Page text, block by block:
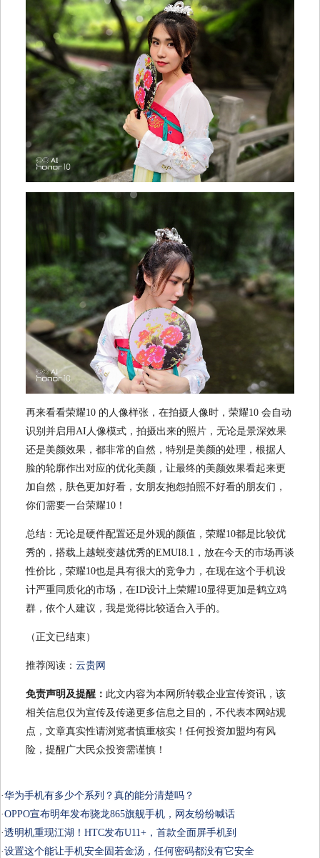
再来看看荣耀10 的人像样张，在拍摄人像时，荣耀10 会自动
识别并启用AI人像模式，拍摄出来的照片，无论是景深效果
还是美颜效果，都非常的自然，特别是美颜的处理，根据人
脸的轮廓作出对应的优化美颜，让最终的美颜效果看起来更
加自然，肤色更加好看，女朋友抱怨拍照不好看的朋友们，
你们需要一台荣耀10！
总结：无论是硬件配置还是外观的颜值，荣耀10都是比较优
秀的，搭载上越蜕变越优秀的EMUI8.1，放在今天的市场再谈
性价比，荣耀10也是具有很大的竞争力，在现在这个手机设
计严重同质化的市场，在ID设计上荣耀10显得更加是鹤立鸡
群，依个人建议，我是觉得比较适合入手的。
（正文已结束）
推荐阅读： 云贵网
免责声明及提醒： 此文内容为本网所转载企业宣传资讯，该
相关信息仅为宣传及传递更多信息之目的，不代表本网站观
点，文章真实性请浏览者慎重核实！任何投资加盟均有风
险，提醒广大民众投资需谨慎！
·华为手机有多少个系列？真的能分清楚吗？
·OPPO宣布明年发布骁龙865旗舰手机，网友纷纷喊话
·透明机重现江湖！HTC发布U11+，首款全面屏手机到
·设置这个能让手机安全固若金汤，任何密码都没有它安全